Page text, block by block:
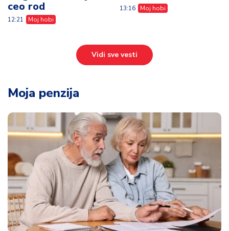
ceo rod
12:21 Moj hobi
13:16 Moj hobi
Vidi sve vesti
Moja penzija